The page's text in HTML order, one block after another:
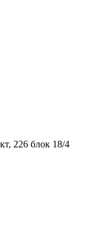
226 блок 18/4